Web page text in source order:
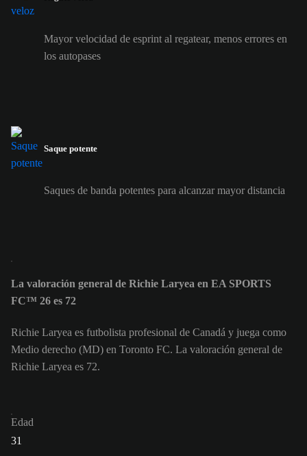
Mayor velocidad de esprint al regatear, menos errores en
los autopases
Saque potente
Saques de banda potentes para alcanzar mayor distancia
La valoración general de Richie Laryea en EA SPORTS
FC™ 26 es 72
Richie Laryea es futbolista profesional de Canadá y juega como
Medio derecho (MD) en Toronto FC. La valoración general de
Richie Laryea es 72.
Edad
31